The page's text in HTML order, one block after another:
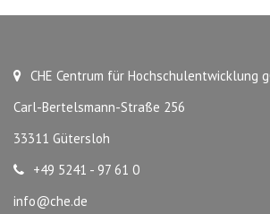
CHE Centrum für Hochschulentwicklung
Carl-Bertelsmann-Straße 256
33311 Gütersloh
+49 5241 - 97 61 0
info@che.de